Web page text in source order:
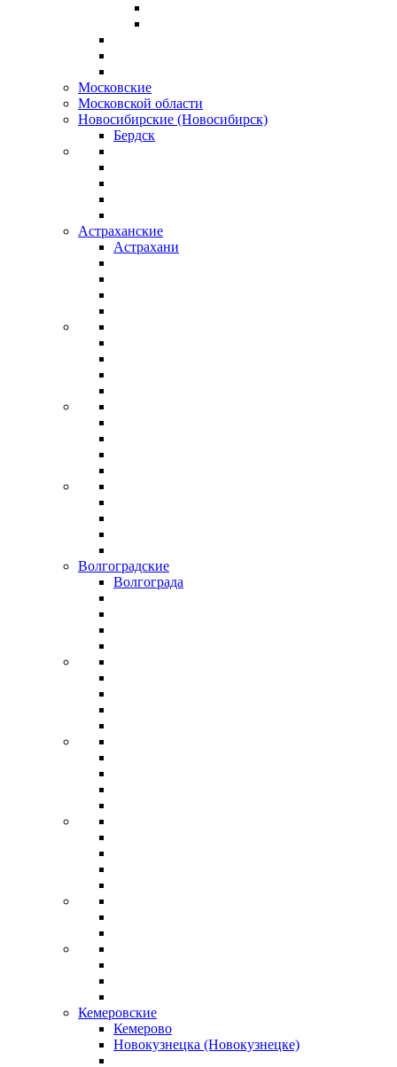
Московские
Московской области
Новосибирские (Новосибирск)
Бердск
Астраханские
Астрахани
Волгоградские
Волгограда
Кемеровские
Кемерово
Новокузнецка (Новокузнецке)